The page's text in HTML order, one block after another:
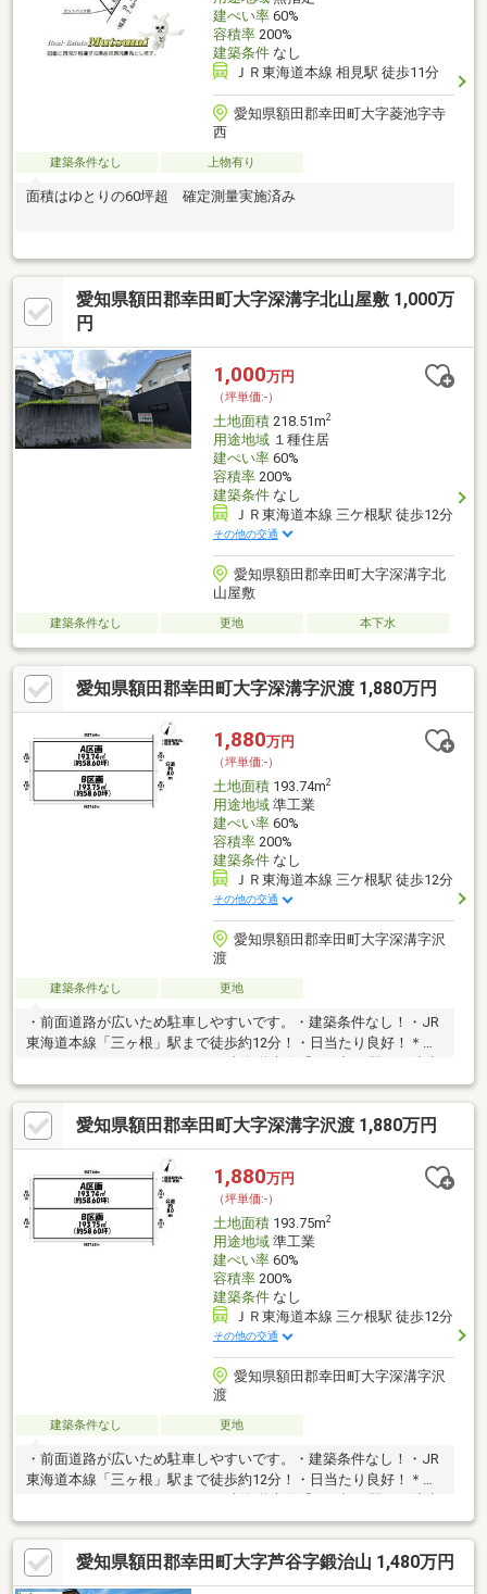
建ぺい率60%
容積率200%
建築条件なし
ＪＲ東海道本線 相見駅 徒歩11分
愛知県額田郡幸田町大字菱池字寺
西
建築条件なし 上物有り
面積はゆとりの60坪超 確定測量実施済み
愛知県額田郡幸田町大字深溝字北山屋敷 1,000万
円
1,000万円
（坪単価:-）
土地面積218.51m2
用途地域１種住居
建ぺい率60%
容積率200%
建築条件なし
ＪＲ東海道本線 三ケ根駅 徒歩12分
その他の交通
愛知県額田郡幸田町大字深溝字北
山屋敷
建築条件なし 更地 本下水
愛知県額田郡幸田町大字深溝字沢渡 1,880万円
1,880万円
（坪単価:-）
土地面積193.74m2
用途地域準工業
建ぺい率60%
容積率200%
建築条件なし
ＪＲ東海道本線 三ケ根駅 徒歩12分
その他の交通
愛知県額田郡幸田町大字深溝字沢
渡
建築条件なし 更地
・前面道路が広いため駐車しやすいです。・建築条件なし！・JR
東海道本線「三ヶ根」駅まで徒歩約12分！・日当たり良好！＊ラ
約12分・深溝小学校まで徒歩約14分・南部中学校まで徒歩約9
分・スーパーセンタートライアル幸田店まで徒歩約13分・幸田あ
けぼの第二幼稚園まで徒歩約13分・里保育園まで徒歩約15分・深
溝保育園まで徒歩約13分・JAあいち三河 深溝支店まで徒歩約14
分・三ヶ根クリニックまで徒歩約16分・スーパーセンターオーク
ワ 幸田店まで徒歩約27分・ドミー幸田店まで徒歩約38分
愛知県額田郡幸田町大字深溝字沢渡 1,880万円
1,880万円
（坪単価:-）
土地面積193.75m2
用途地域準工業
建ぺい率60%
容積率200%
建築条件なし
ＪＲ東海道本線 三ケ根駅 徒歩12分
その他の交通
愛知県額田郡幸田町大字深溝字沢
渡
建築条件なし 更地
・前面道路が広いため駐車しやすいです。・建築条件なし！・JR
東海道本線「三ヶ根」駅まで徒歩約12分！・日当たり良好！＊ラ
約12分・深溝小学校まで徒歩約14分・南部中学校まで徒歩約9
分・スーパーセンタートライアル幸田店まで徒歩約13分・幸田あ
けぼの第二幼稚園まで徒歩約13分・里保育園まで徒歩約15分・深
溝保育園まで徒歩約13分・JAあいち三河 深溝支店まで徒歩約14
愛知県額田郡幸田町大字芦谷字鍛治山 1,480万円